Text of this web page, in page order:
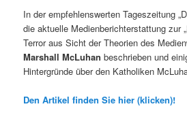
In der empfehlenswerten Tageszeitung
die aktuelle Medienberichterstattung zur
Terror aus Sicht der Theorien des
Marshall McLuhan beschrieben und
Hintergründe über den Katholiken
Den Artikel finden Sie hier (klicken)!